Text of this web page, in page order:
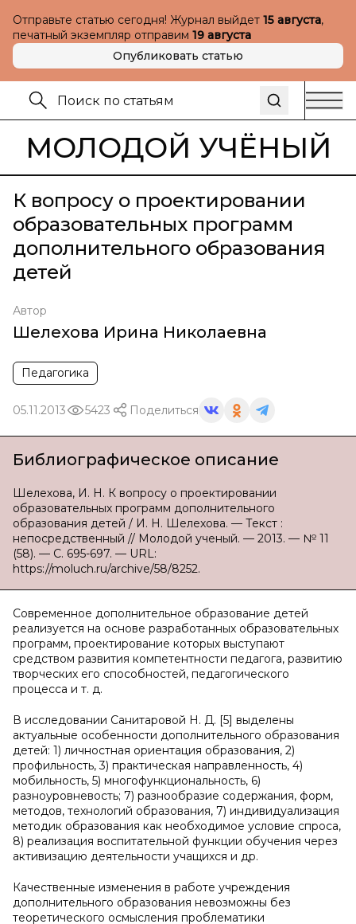
Отправьте статью сегодня! Журнал выйдет 15 августа,
печатный экземпляр отправим 19 августа
Опубликовать статью
МОЛОДОЙ УЧЁНЫЙ
К вопросу о проектировании
образовательных программ
дополнительного образования
детей
Автор
Шелехова Ирина Николаевна
Педагогика
05.11.2013 5423 Поделиться
Библиографическое описание
Шелехова, И. Н. К вопросу о проектировании
образовательных программ дополнительного
образования детей / И. Н. Шелехова. — Текст :
непосредственный // Молодой ученый. — 2013. — № 11
(58). — С. 695-697. — URL:
https://moluch.ru/archive/58/8252.
Современное дополнительное образование детей
реализуется на основе разработанных образовательных
программ, проектирование которых выступают
средством развития компетентности педагога, развитию
творческих его способностей, педагогического
процесса и т. д.
В исследовании Санитаровой Н. Д. [5] выделены
актуальные особенности дополнительного образования
детей: 1) личностная ориентация образования, 2)
профильность, 3) практическая направленность, 4)
мобильность, 5) многофункциональность, 6)
разноуровневость; 7) разнообразие содержания, форм,
методов, технологий образования, 7) индивидуализация
методик образования как необходимое условие спроса,
8) реализация воспитательной функции обучения через
активизацию деятельности учащихся и др.
Качественные изменения в работе учреждения
дополнительного образования невозможны без
теоретического осмысления проблематики